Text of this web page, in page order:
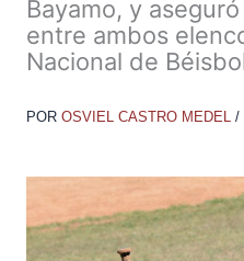
Bayamo, y
entre ambos
Nacional de
POR OSVIEL CASTRO MEDEL /